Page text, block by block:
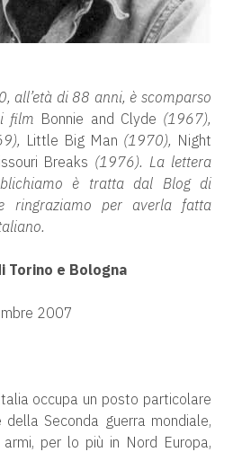
all’età di 88 anni, è scomparso
film Bonnie and Clyde (1967),
Little Big Man (1970), Night
Breaks (1976). La lettera
è tratta dal Blog di
ringraziamo per averla fatta
Torino e Bologna
2007
occupa un posto particolare
Seconda guerra mondiale,
per lo più in Nord Europa,